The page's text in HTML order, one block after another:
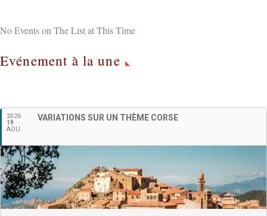
No Events on The List at This Time
Evénement à la une
2026
19
AOU
VARIATIONS SUR UN THÈME CORSE